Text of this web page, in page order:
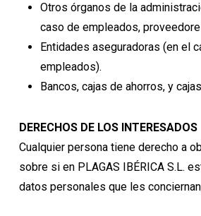
Otros órganos de la
caso de empleados,
Entidades aseguradoras (en el
empleados).
Bancos, cajas de ahorros, y
DERECHOS DE LOS INTERESADOS
Cualquier persona tiene derecho a
sobre si en PLAGAS IBÉRICA S.L.
datos personales que les